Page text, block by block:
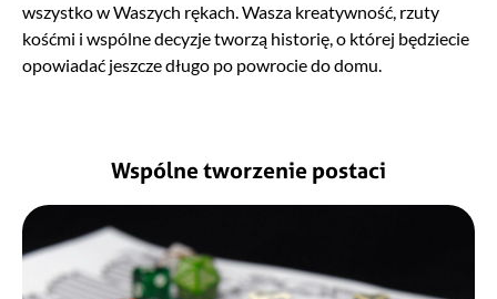
wszystko w Waszych rękach. Wasza kreatywność, rzuty
kośćmi i wspólne decyzje tworzą historię, o której będziecie
opowiadać jeszcze długo po powrocie do domu.
Wspólne tworzenie postaci